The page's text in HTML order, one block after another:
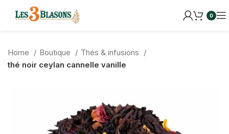
0
Home Boutique
Thés & infusions
thé noir ceylan cannelle vanille